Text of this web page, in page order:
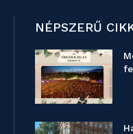
NÉPSZERŰ